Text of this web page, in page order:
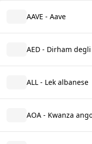
AAVE - Aave
AED - Dirham
ALL - Lek albanese
AOA - Kwanza